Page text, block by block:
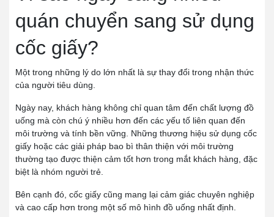
quán chuyển sang sử dụng
cốc giấy?
Một trong những lý do lớn nhất là sự thay đổi trong nhận thức
của người tiêu dùng.
Ngày nay, khách hàng không chỉ quan tâm đến chất lượng đồ
uống mà còn chú ý nhiều hơn đến các yếu tố liên quan đến
môi trường và tính bền vững. Những thương hiệu sử dụng cốc
giấy hoặc các giải pháp bao bì thân thiện với môi trường
thường tạo được thiện cảm tốt hơn trong mắt khách hàng, đặc
biệt là nhóm người trẻ.
Bên cạnh đó, cốc giấy cũng mang lại cảm giác chuyên nghiệp
và cao cấp hơn trong một số mô hình đồ uống nhất định.